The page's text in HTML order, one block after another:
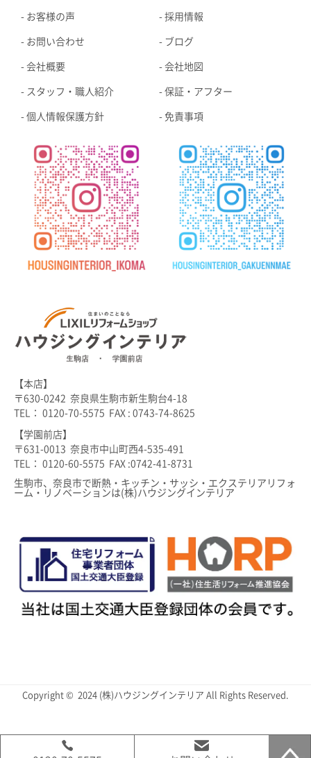
お客様の声 採用情報
お問い合わせ ブログ
会社概要 会社地図
スタッフ・職人紹介 保証・アフター
個人情報保護方針 免責事項
【本店】
〒630-0242 奈良県生駒市新生駒台4-18
TEL： 0120-70-5575 FAX : 0743-74-8625
【学園前店】
〒631-0013 奈良市中山町西4-535-491
TEL： 0120-60-5575 FAX :0742-41-8731
生駒市、奈良市で断熱・キッチン・サッシ・エクステリアリフォ
ーム・リノベーションは(株)ハウジングインテリア
Copyright © 2024 (株)ハウジングインテリア All Rights Reserved.